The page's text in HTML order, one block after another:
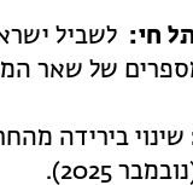
חי: לשביל ישראל נוספו
של שאר
שינוי בירידה
2025).